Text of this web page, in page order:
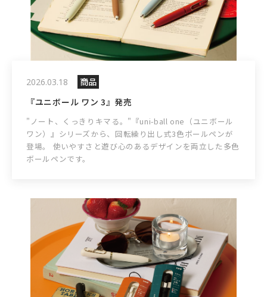
2026.03.18
商品
『ユニボール ワン 3』発売
"ノート、くっきりキマる。"『uni-ball one（ユニボール
ワン）』シリーズから、回転繰り出し式3色ボールペンが
登場。 使いやすさと遊び心のあるデザインを両立した多色
ボールペンです。